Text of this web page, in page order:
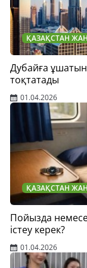
ҚАЗАҚСТАН
Дубайға ұшатын
тоқтатады
01.04.2026
ҚАЗАҚСТАН
Пойызда
істеу керек?
01.04.2026